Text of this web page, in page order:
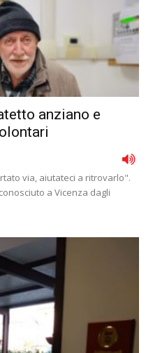
anziano e
via, aiutateci a ritrovarlo".
a Vicenza dagli